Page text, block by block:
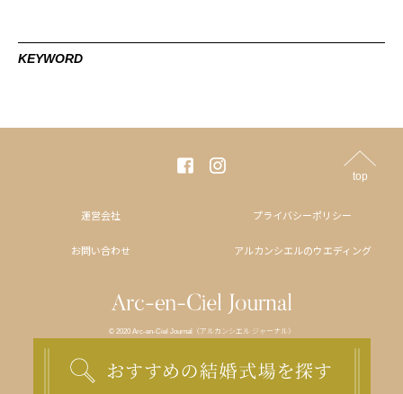
KEYWORD
top
運営会社 プライバシーポリシー
お問い合わせ アルカンシエルのウエディング
© 2020 Arc-en-Ciel Journal（アルカンシエル ジャーナル）